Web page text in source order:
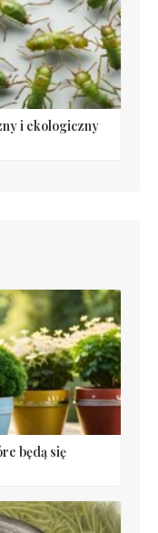
i ekologiczny
będą się